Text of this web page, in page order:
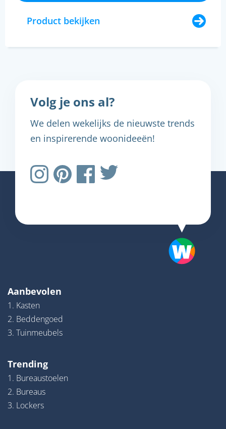
Product bekijken
Volg je ons al?
We delen wekelijks de nieuwste trends
en inspirerende woonideeën!
Aanbevolen
1. Kasten
2. Beddengoed
3. Tuinmeubels
Trending
1. Bureaustoelen
2. Bureaus
3. Lockers